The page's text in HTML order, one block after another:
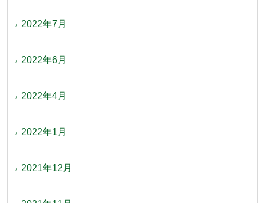
2022年7月
2022年6月
2022年4月
2022年1月
2021年12月